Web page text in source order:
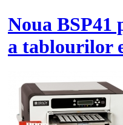
Noua
a tablourilor